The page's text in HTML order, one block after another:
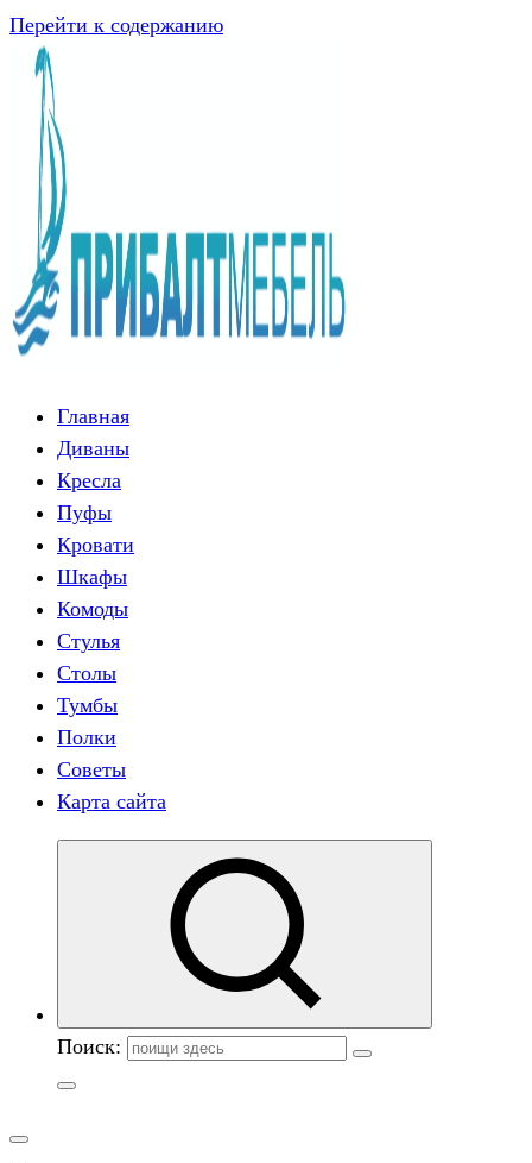
Перейти к содержанию
Главная
Диваны
Кресла
Пуфы
Кровати
Шкафы
Комоды
Стулья
Столы
Тумбы
Полки
Советы
Карта сайта
Поиск: